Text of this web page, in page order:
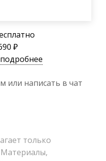
₽
подробнее
или написать в чат
только